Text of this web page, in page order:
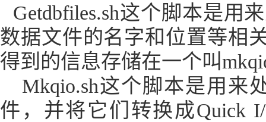
Getdbfiles.sh这个脚本是用
数据文件的名字和位置等相
得到的信息存储在一个叫
Mkqio.sh这个脚本是用来
件，并将它们转换成Quick